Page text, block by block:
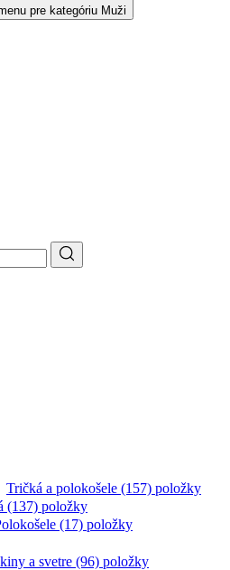
pre kategóriu Muži
Tričká a polokošele (157) položky
(137) položky
(17) položky
a svetre (96) položky